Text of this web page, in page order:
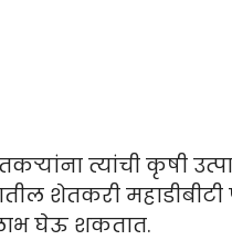
त्यांची कृषी
शेतकरी
घेऊ शकतात.